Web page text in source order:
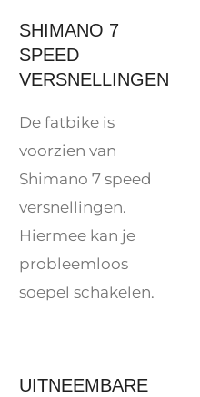
SHIMANO 7
SPEED
VERSNELLINGEN
De fatbike is
voorzien van
Shimano 7 speed
versnellingen.
Hiermee kan je
probleemloos
soepel schakelen.
UITNEEMBARE